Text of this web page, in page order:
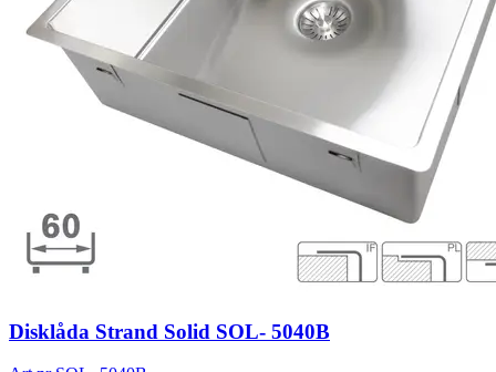
Disklåda Strand Solid SOL- 5040B